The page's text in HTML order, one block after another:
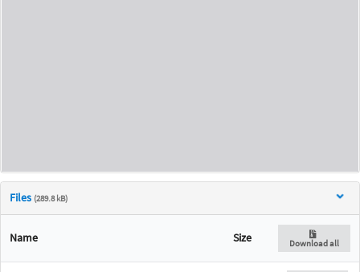
Files (289.8 kB)
Name Size Download all